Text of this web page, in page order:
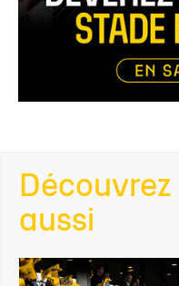
Découvrez
aussi